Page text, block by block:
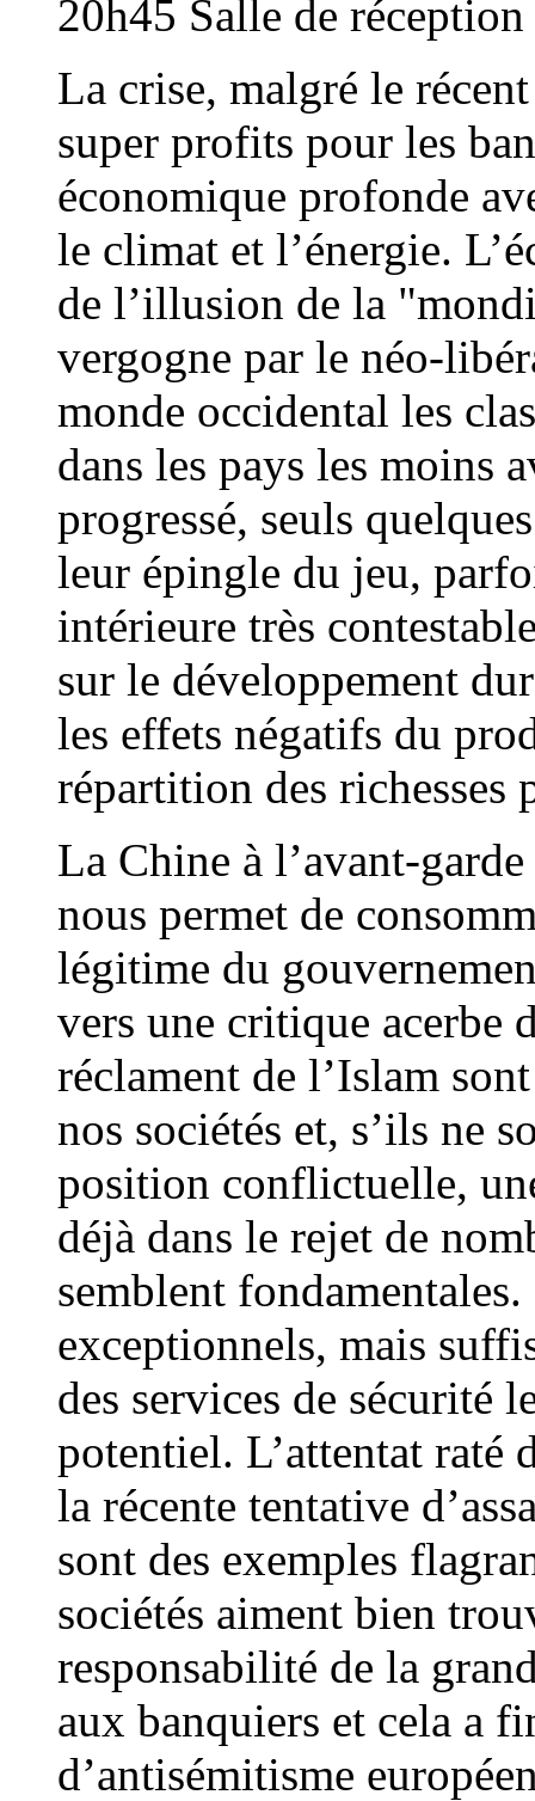
20h45 Salle de
La crise, malgré le
super profits pour les
économique profonde
le climat et l’énergie.
de l’illusion de la
vergogne par le néo-
monde occidental les
dans les pays les moins
progressé, seuls
leur épingle du jeu,
intérieure très
sur le développement
les effets négatifs du
répartition des richesses
La Chine à l’avant-
nous permet de
légitime du
vers une critique acerbe
réclament de l’Islam
nos sociétés et, s’ils ne
position conflictuelle,
déjà dans le rejet de
semblent
exceptionnels, mais
des services de sécurité
potentiel. L’attentat
la récente tentative
sont des exemples
sociétés aiment bien
responsabilité de la
aux banquiers et cela a
d’antisémitisme